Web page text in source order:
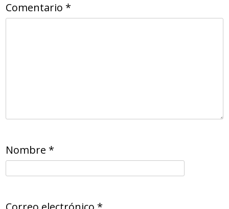
Comentario *
Nombre *